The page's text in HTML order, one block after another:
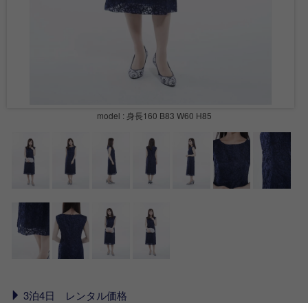
model : 身長160 B83 W60 H85
3泊4日 レンタル価格